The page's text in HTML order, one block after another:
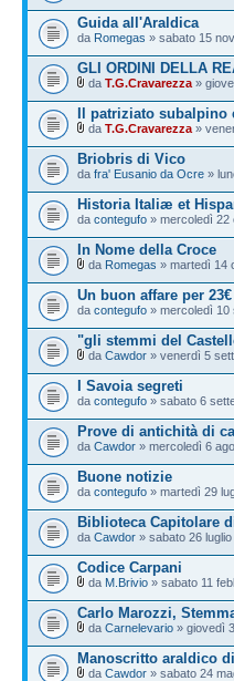
Guida all'Araldica
da Romegas » sabato 15
GLI ORDINI DELLA
da T.G.Cravarezza »
Il patriziato subalpino
da T.G.Cravarezza »
Briobris di Vico
da fra' Eusanio da Ocre »
Historia Italiæ et
da contegufo » mercoledì 22
In Nome della Croce
da Romegas » martedì 14
Un buon affare per 23€
da contegufo » mercoledì 10
"gli stemmi del
da Cawdor » venerdì 5
I Savoia segreti
da contegufo » sabato 6
Prove di antichità di
da Cawdor » mercoledì 6
Buone notizie
da contegufo » martedì 29
Biblioteca Capitolare
da Cawdor » sabato 26
Codice Carpani
da M.Brivio » sabato 11
Carlo Marozzi,
da Carnelevario » giovedì
Manoscritto araldico
da Cawdor » sabato 24